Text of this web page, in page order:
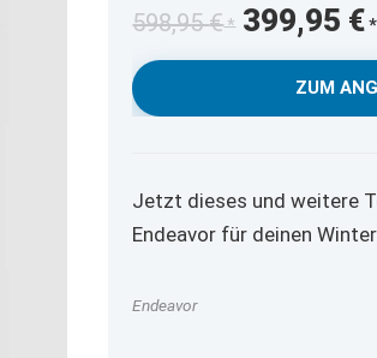
598,95€
Preis
war:
598,95 €
399,95 €
ZUM
Jetzt dieses und weitere
Endeavor für deinen
Endeavor